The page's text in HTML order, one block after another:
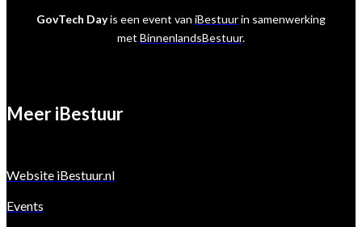
GovTech Dayis een event van iBestuurin samenwerking
met BinnenlandsBestuur.
Meer iBestuur
Website iBestuur.nl
Events